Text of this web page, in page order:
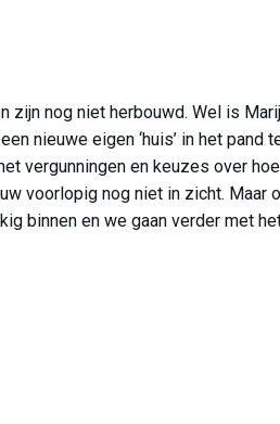
zijn nog niet herbouwd. Wel is
nieuwe eigen ‘huis’ in het pand
vergunningen en keuzes over
voorlopig nog niet in zicht. Maar
binnen en we gaan verder met